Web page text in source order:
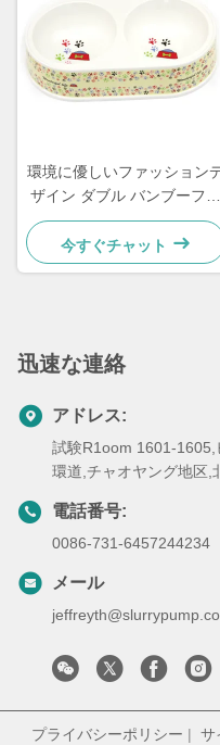
環境に優しいファッション
ザイン ダブル バンブーファ
イバー ペットボウル
今すぐチャット
迅速な連絡
アドレス:
試験R1oom 1601-1605,
環道,チャオヤング地区,
電話番号:
0086-731-6457244234
メール
プライバシーポリシー | サ